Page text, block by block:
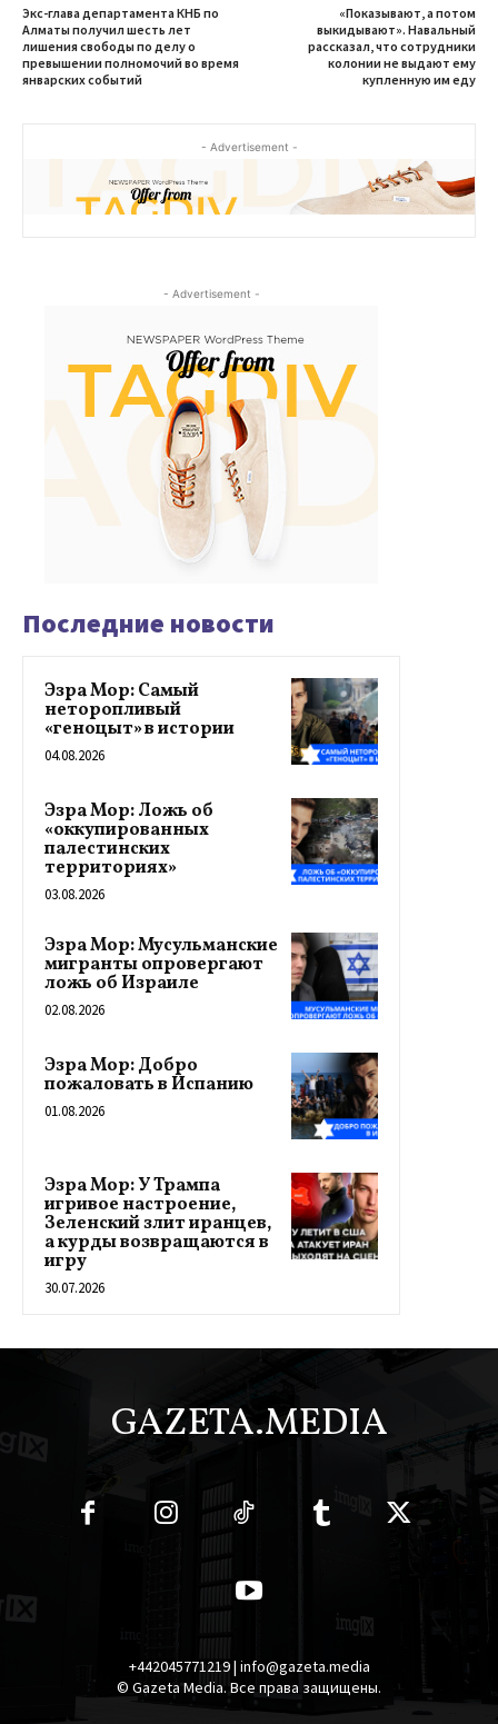
Экс-глава департамента КНБ по
Алматы получил шесть лет
лишения свободы по делу о
превышении полномочий во время
январских событий
«Показывают, а потом
выкидывают». Навальный
рассказал, что сотрудники
колонии не выдают ему
купленную им еду
- Advertisement -
- Advertisement -
Последние новости
Эзра Мор: Самый
неторопливый
«геноцыт» в истории
04.08.2026
Эзра Мор: Ложь об
«оккупированных
палестинских
территориях»
03.08.2026
Эзра Мор: Мусульманские
мигранты опровергают
ложь об Израиле
02.08.2026
Эзра Мор: Добро
пожаловать в Испанию
01.08.2026
Эзра Мор: У Трампа
игривое настроение,
Зеленский злит иранцев,
а курды возвращаются в
игру
30.07.2026
GAZETA.MEDIA
+442045771219 | info@gazeta.media
© Gazeta Media. Все права защищены.